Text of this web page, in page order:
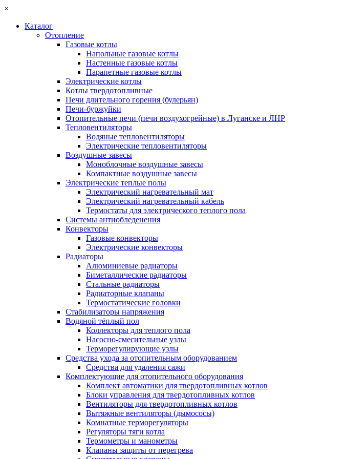
×
Каталог
Отопление
Газовые котлы
Напольные газовые котлы
Настенные газовые котлы
Парапетные газовые котлы
Электрические котлы
Котлы твердотопливные
Печи длительного горения (булерьян)
Печи-буржуйки
Отопительные печи (печи воздухогрейные) в Луганске и ЛНР
Тепловентиляторы
Водяные тепловентиляторы
Электрические тепловентиляторы
Воздушные завесы
Моноблочные воздушные завесы
Компактные воздушные завесы
Электрические теплые полы
Электрический нагревательный мат
Электрический нагревательный кабель
Термостаты для электрического теплого пола
Системы антиобледенения
Конвекторы
Газовые конвекторы
Электрические конвекторы
Радиаторы
Алюминиевые радиаторы
Биметаллические радиаторы
Стальные радиаторы
Радиаторные клапаны
Термостатические головки
Стабилизаторы напряжения
Водяной тёплый пол
Коллекторы для теплого пола
Насосно-смесительные узлы
Терморегулирующие узлы
Средства ухода за отопительным оборудованием
Средства для удаления сажи
Комплектующие для отопительного оборудования
Комплект автоматики для твердотопливных котлов
Блоки управления для твердотопливных котлов
Вентиляторы для твердотопливных котлов
Вытяжные вентиляторы (дымососы)
Комнатные терморегуляторы
Регуляторы тяги котла
Термометры и манометры
Клапаны защиты от перегрева